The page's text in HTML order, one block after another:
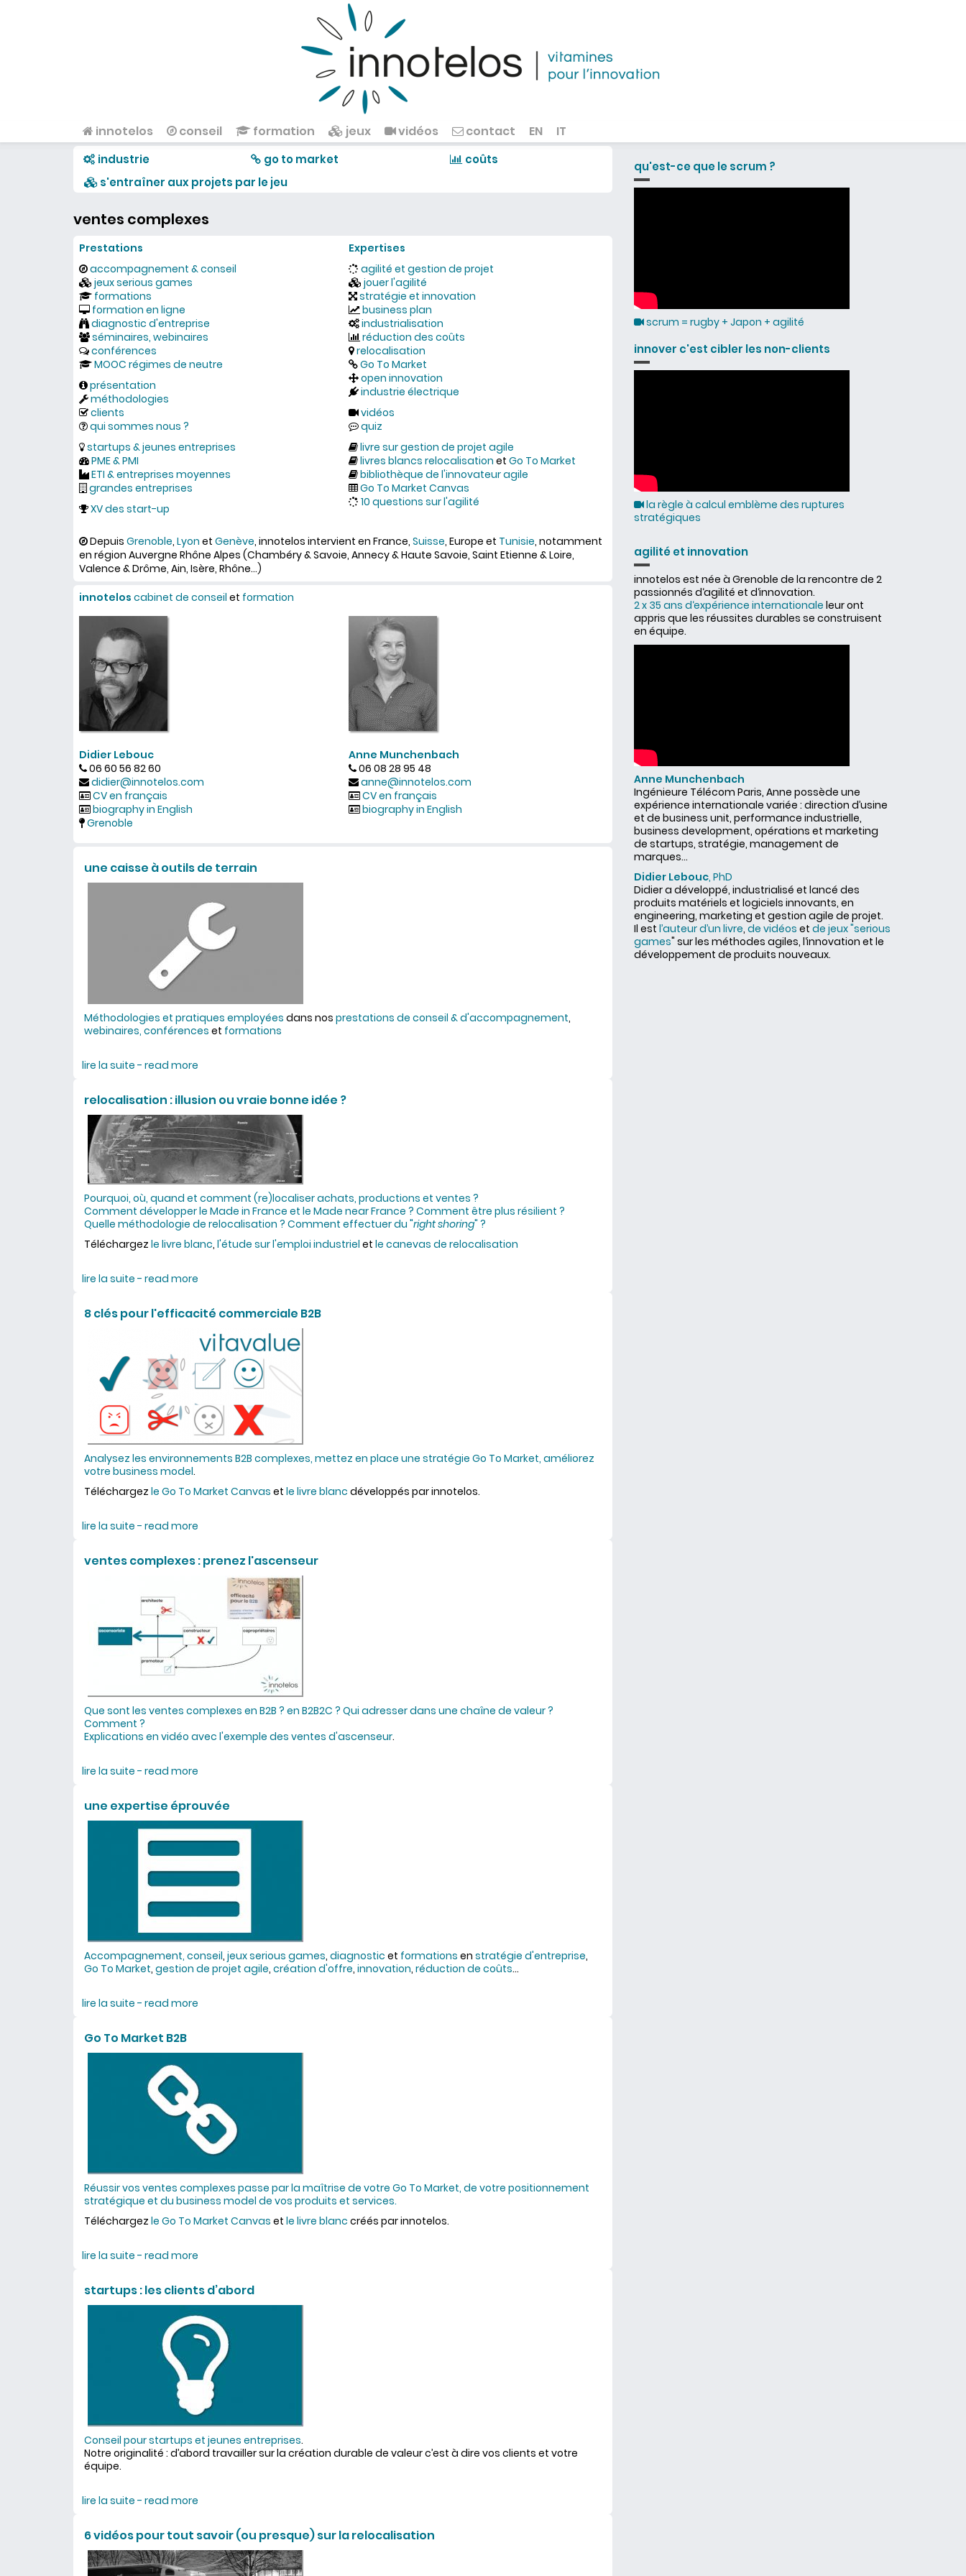
Menu principal
innotelos conseil formation jeux vidéos contact EN IT
industrie go to market
coûts
s'entraîner aux projets par le jeu
ventes complexes
Prestations
accompagnement & conseil
jeux serious games
formations
formation en ligne
diagnostic d'entreprise
séminaires, webinaires
conférences
MOOC régimes de neutre
présentation
méthodologies
clients
qui sommes nous ?
startups & jeunes entreprises
PME & PMI
ETI & entreprises moyennes
grandes entreprises
XV des start-up
Expertises
agilité et gestion de projet
jouer l'agilité
stratégie et innovation
business plan
industrialisation
réduction des coûts
relocalisation
Go To Market
open innovation
industrie électrique
vidéos
quiz
livre sur gestion de projet agile
livres blancs relocalisation et Go To Market
bibliothèque de l'innovateur agile
Go To Market Canvas
10 questions sur l'agilité
Depuis Grenoble, Lyon et Genève, innotelos intervient en France, Suisse, Europe et Tunisie, notamment
en région Auvergne Rhône Alpes (Chambéry & Savoie, Annecy & Haute Savoie, Saint Etienne & Loire,
Valence & Drôme, Ain, Isère, Rhône...)
innotelos cabinet de conseil et formation
Didier Lebouc
06 60 56 82 60
didier@innotelos.com
CV en français
biography in English
Grenoble
Anne Munchenbach
06 08 28 95 48
anne@innotelos.com
CV en français
biography in English
une caisse à outils de terrain
Méthodologies et pratiques employées dans nos prestations de conseil & d'accompagnement,
webinaires, conférences et formations
lire la suite - read more
relocalisation : illusion ou vraie bonne idée ?
Pourquoi, où, quand et comment (re)localiser achats, productions et ventes ?
Comment développer le Made in France et le Made near France ? Comment être plus résilient ?
Quelle méthodologie de relocalisation ? Comment effectuer du "right shoring" ?
Téléchargez le livre blanc, l'étude sur l'emploi industriel et le canevas de relocalisation
lire la suite - read more
8 clés pour l'efficacité commerciale B2B
Analysez les environnements B2B complexes, mettez en place une stratégie Go To Market, améliorez
votre business model.
Téléchargez le Go To Market Canvas et le livre blanc développés par innotelos.
lire la suite - read more
ventes complexes : prenez l'ascenseur
Que sont les ventes complexes en B2B ? en B2B2C ? Qui adresser dans une chaîne de valeur ?
Comment ?
Explications en vidéo avec l'exemple des ventes d'ascenseur.
lire la suite - read more
une expertise éprouvée
Accompagnement, conseil, jeux serious games, diagnostic et formations en stratégie d'entreprise,
Go To Market, gestion de projet agile, création d'offre, innovation, réduction de coûts...
lire la suite - read more
Go To Market B2B
Réussir vos ventes complexes passe par la maîtrise de votre Go To Market, de votre positionnement
stratégique et du business model de vos produits et services.
Téléchargez le Go To Market Canvas et le livre blanc créés par innotelos.
lire la suite - read more
startups : les clients d’abord
Conseil pour startups et jeunes entreprises.
Notre originalité : d’abord travailler sur la création durable de valeur c’est à dire vos clients et votre
équipe.
lire la suite - read more
6 vidéos pour tout savoir (ou presque) sur la relocalisation
qu'est-ce que le scrum ?
scrum = rugby + Japon + agilité
innover c'est cibler les non-clients
la règle à calcul emblème des ruptures
stratégiques
agilité et innovation
innotelos est née à Grenoble de la rencontre de 2
passionnés d‘agilité et d‘innovation.
2 x 35 ans d‘expérience internationale leur ont
appris que les réussites durables se construisent
en équipe.
Anne Munchenbach
Ingénieure Télécom Paris, Anne possède une
expérience internationale variée : direction d’usine
et de business unit, performance industrielle,
business development, opérations et marketing
de startups, stratégie, management de
marques...
Didier Lebouc, PhD
Didier a développé, industrialisé et lancé des
produits matériels et logiciels innovants, en
engineering, marketing et gestion agile de projet.
Il est l’auteur d’un livre, de vidéos et de jeux "serious
games" sur les méthodes agiles, l‘innovation et le
développement de produits nouveaux.